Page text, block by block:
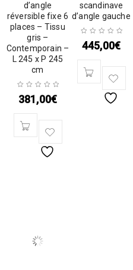
d’angle
réversible fixe 6
places – Tissu
gris –
Contemporain –
L 245 x P 245
cm
381,00€
scandinave
d’angle gauche
445,00€